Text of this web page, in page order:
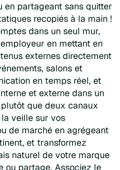
en partageant sans quitter
recopiés à la main !
dans un seul mur,
en mettant en
externes directement
salons et
en temps réel, et
et externe dans un
que deux canaux
veille sur vos
de marché en agrégeant
et transformez
naturel de votre marque
ou partage. Associez le